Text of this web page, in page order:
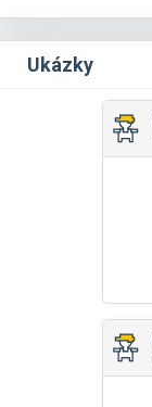
Ukázky